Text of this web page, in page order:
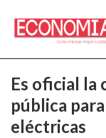
Es oficial la
pública
eléctricas